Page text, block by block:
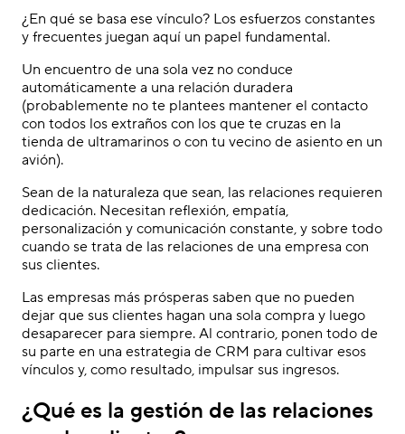
¿En qué se basa ese vínculo? Los esfuerzos constantes
y frecuentes juegan aquí un papel fundamental.
Un encuentro de una sola vez no conduce
automáticamente a una relación duradera
(probablemente no te plantees mantener el contacto
con todos los extraños con los que te cruzas en la
tienda de ultramarinos o con tu vecino de asiento en un
avión).
Sean de la naturaleza que sean, las relaciones requieren
dedicación. Necesitan reflexión, empatía,
personalización y comunicación constante, y sobre todo
cuando se trata de las relaciones de una empresa con
sus clientes.
Las empresas más prósperas saben que no pueden
dejar que sus clientes hagan una sola compra y luego
desaparecer para siempre. Al contrario, ponen todo de
su parte en una estrategia de CRM para cultivar esos
vínculos y, como resultado, impulsar sus ingresos.
¿Qué es la gestión de las relaciones